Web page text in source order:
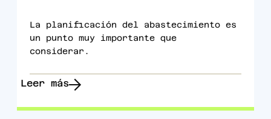
La planificación del abastecimiento es
un punto muy importante que
considerar.
Leer más